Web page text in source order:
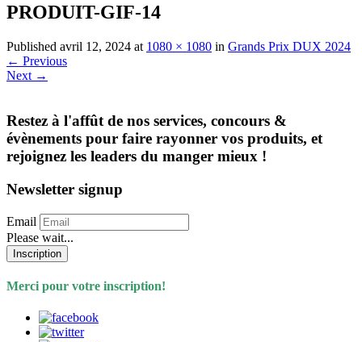
PRODUIT-GIF-14
Published avril 12, 2024 at 1080 × 1080 in Grands Prix DUX 2024
← Previous
Next →
Restez à l'affût de nos services, concours &
évènements pour faire rayonner vos produits, et
rejoignez les leaders du manger mieux !
Newsletter signup
Email
Please wait...
Inscription
Merci pour votre inscription!